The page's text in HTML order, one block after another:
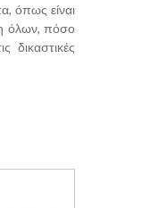
όπως είναι
όλων, πόσο
δικαστικές